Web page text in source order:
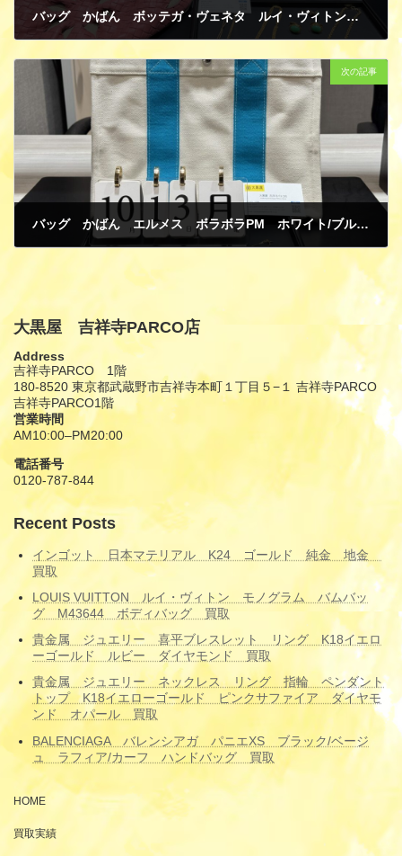
バッグ かばん ボッテガ・ヴェネタ ルイ・ヴィトン ロエベ セリーヌ 貴金属 ジュエリー ネックレス リング カフスなど 買取
次の記事
バッグ かばん エルメス ボラボラPM ホワイト/ブルー キャンバス 貴金属 ジュエリー ネックレス K18イエローゴールド アジャスター付き 買取
大黒屋 吉祥寺PARCO店
Address
吉祥寺PARCO 1階
180-8520 東京都武蔵野市吉祥寺本町１丁目５−１ 吉祥寺PARCO
吉祥寺PARCO1階
営業時間
AM10:00–PM20:00
電話番号
0120-787-844
Recent Posts
インゴット 日本マテリアル K24 ゴールド 純金 地金
買取
LOUIS VUITTON ルイ・ヴィトン モノグラム バムバッ
グ M43644 ボディバッグ 買取
貴金属 ジュエリー 喜平ブレスレット リング K18イエロ
ーゴールド ルビー ダイヤモンド 買取
貴金属 ジュエリー ネックレス リング 指輪 ペンダント
トップ K18イエローゴールド ピンクサファイア ダイヤモ
ンド オパール 買取
BALENCIAGA バレンシアガ パニエXS ブラック/ベージ
ュ ラフィア/カーフ ハンドバッグ 買取
HOME
買取実績